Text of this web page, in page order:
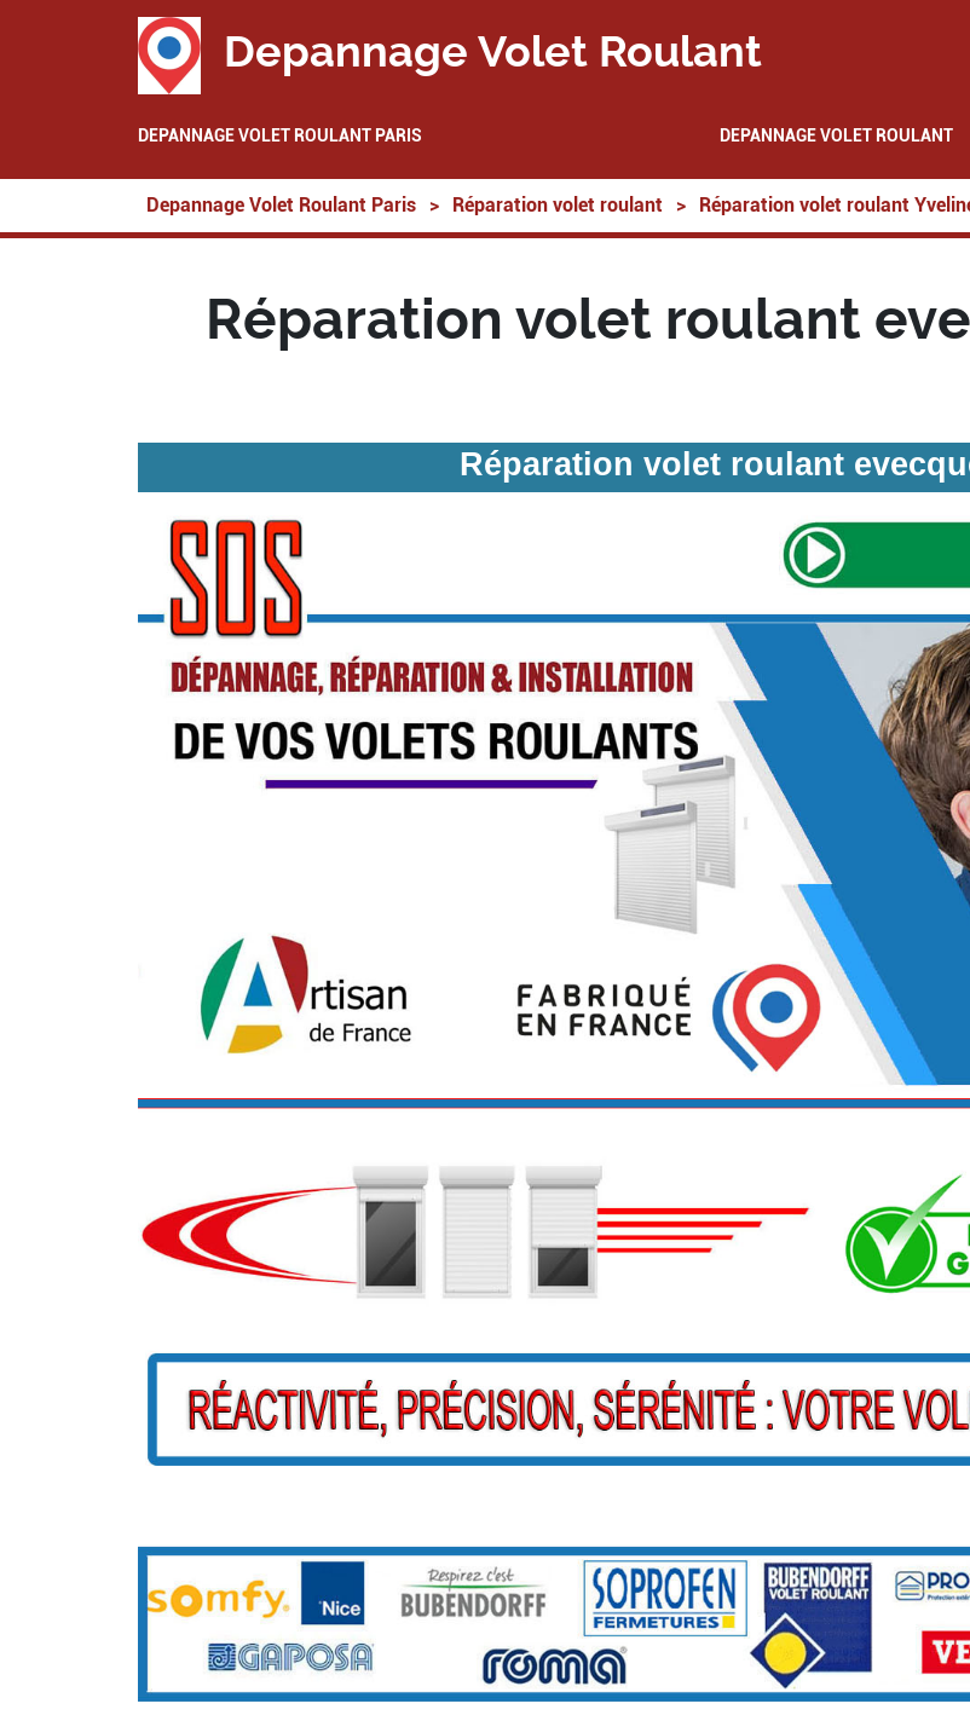
Depannage Volet Roulant
DEPANNAGE VOLET ROULANT PARIS DEPANNAGE VOLET ROULANT
Depannage Volet Roulant Paris > Réparation volet roulant > Réparation volet roulant
Réparation volet roulant
Réparation volet roulant